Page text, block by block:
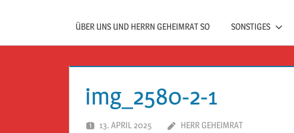
–
Geheimrat
auf
ÜBER UNS UND HERRN GEHEIMRAT SO SONSTIGES
img_2580-2-1
13. APRIL 2025 HERR GEHEIMRAT